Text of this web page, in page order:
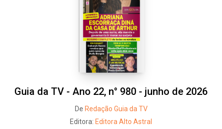
Guia da TV - Ano 22, n° 980 - junho de 2026
De Redação Guia da TV
Editora: Editora Alto Astral